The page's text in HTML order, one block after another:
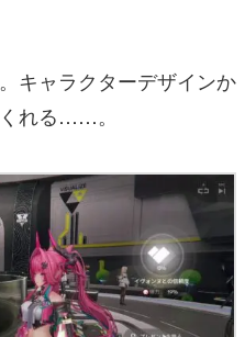
キャラクターデザインか
れる……。